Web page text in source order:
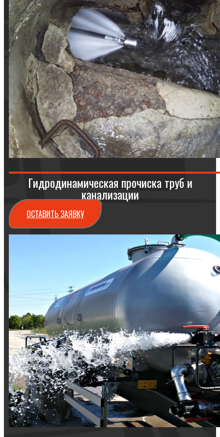
Гидродинамическая прочиска труб и
канализации
ОСТАВИТЬ ЗАЯВКУ